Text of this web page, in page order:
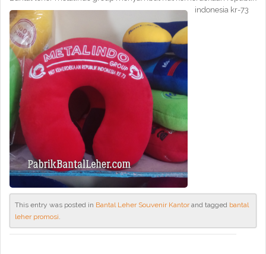
indonesia kr-73
This entry was posted in Bantal Leher Souvenir Kantorand tagged bantal
leher promosi.